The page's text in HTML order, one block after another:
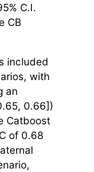
C.I.
CB
included
with
an
0.66])
Catboost
of 0.68